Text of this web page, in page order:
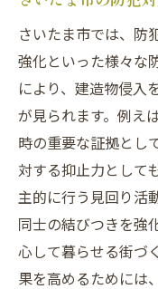
さいたま市では、防
強化といった様々な
により、建造物侵入
が見られます。例え
時の重要な証拠とし
対する抑止力として
主的に行う見回り活
同士の結びつきを強
心して暮らせる街づ
果を高めるためには